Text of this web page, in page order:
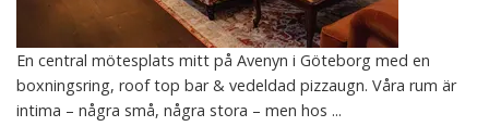
En central mötesplats mitt på Avenyn i Göteborg med en
boxningsring, roof top bar & vedeldad pizzaugn. Våra rum är
intima – några små, några stora – men hos ...